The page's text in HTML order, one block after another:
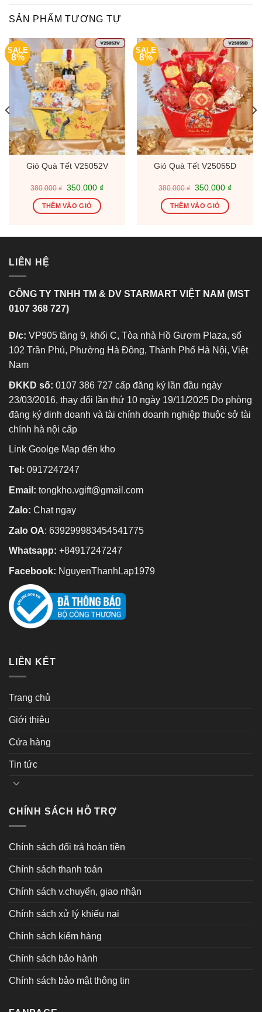
SẢN PHẨM TƯƠNG TỰ
SALE
8%
Giỏ Quà Tết V25052V
380.000₫
Giá
là:
380.000 ₫.
350.000 ₫Giá
THÊM VÀO GIỎ
SALE
8%
Giỏ Quà Tết V25055D
380.000₫
Giá
là:
380.000 ₫.
350.000 ₫Giá
THÊM VÀO GIỎ
LIÊN HỆ
CÔNG TY TNHH TM & DV STARMART VIỆT NAM (MST
0107 368 727)
Đ/c: VP905 tầng 9, khối C, Tòa nhà Hồ Gươm Plaza, số
102 Trần Phú, Phường Hà Đông, Thành Phố Hà Nội, Việt
Nam
ĐKKD số: 0107 386 727 cấp đăng ký lần đầu ngày
23/03/2016, thay đổi lần thứ 10 ngày 19/11/2025 Do phòng
đăng ký dinh doanh và tài chính doanh nghiệp thuộc sở tài
chính hà nội cấp
Link Goolge Map đến kho
Tel: 0917247247
Email: tongkho.vgift@gmail.com
Zalo: Chat ngay
Zalo OA: 639299983454541775
Whatsapp: +84917247247
Facebook: NguyenThanhLap1979
LIÊN KẾT
Trang chủ
Giới thiệu
Cửa hàng
Tin tức
CHÍNH SÁCH HỖ TRỢ
Chính sách đổi trả hoàn tiền
Chính sách thanh toán
Chính sách v.chuyển, giao nhận
Chính sách xử lý khiếu nại
Chính sách kiểm hàng
Chính sách bảo hành
Chính sách bảo mật thông tin